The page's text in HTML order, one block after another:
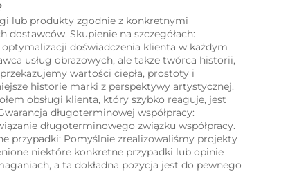
lub produkty zgodnie z konkretnymi
Skupienie na szczegółach:
doświadczenia klienta w każdym
usług obrazowych, ale także twórca historii,
wartości ciepła, prostoty i
historie marki z perspektywy artystycznej.
obsługi klienta, który szybko reaguje, jest
długoterminowej współpracy:
długoterminowego związku współpracy.
przypadki: Pomyślnie zrealizowaliśmy projekty
niektóre konkretne przypadki lub opinie
a ta dokładna pozycja jest do pewnego